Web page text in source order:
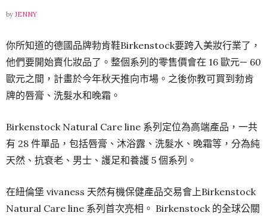
by JENNY
你所知道的德國品牌勃肯鞋Birkenstock要跨入美妝行業了，
他們要開始賣化妝品了。整個系列的零售價會在 16 歐元— 60
歐元之間，計畫於今年秋天推向市場。之後你教可買到勃肯
牌的唇膏、洗髮水和晚霜。
Birkenstock Natural Care line 系列定位為高端產品，一共
有 28 件單品，包括唇膏、沐浴露、洗髮水、晚霜等，分為純
天然、抗衰老、男士、護足和養護 5 個系列。
在紐倫堡 vivaness 天然有機保健產品交易會上Birkenstock
Natural Care line 系列首次亮相。 Birkenstock 的全球公關